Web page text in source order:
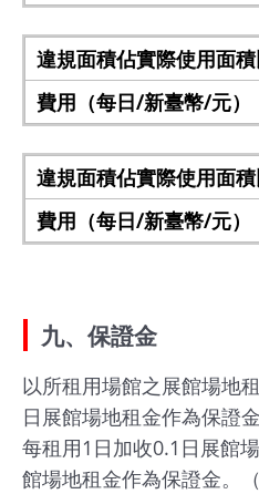
九、保證金
以所租用場館之展館場地
日展館場地租金作為保證
每租用1日加收0.1日展館
館場地租金作為保證金。